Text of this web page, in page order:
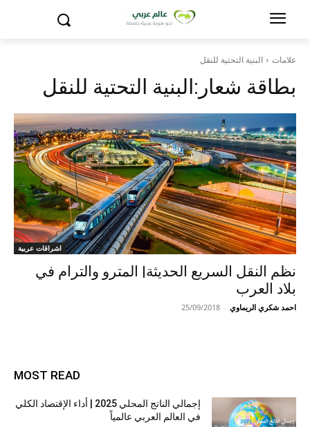
علامات البنية التحتية للنقل
بطاقة شعار:البنية التحتية للنقل
اشراقات عربية
نظم النقل السريع الحديثة| المترو والترام في
بلاد العرب
احمد شكري الريماوي -
25/09/2018
MOST READ
إجمالي الناتج المحلي 2025 | أداء الإقتصاد الكلي
في العالم العربي عالمياً